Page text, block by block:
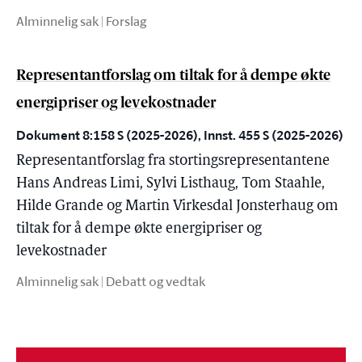
Alminnelig sak | Forslag
Representantforslag om tiltak for å dempe økte
energipriser og levekostnader
Dokument 8:158 S (2025-2026), Innst. 455 S (2025-2026)
Representantforslag fra stortingsrepresentantene
Hans Andreas Limi, Sylvi Listhaug, Tom Staahle,
Hilde Grande og Martin Virkesdal Jonsterhaug om
tiltak for å dempe økte energipriser og
levekostnader
Alminnelig sak | Debatt og vedtak